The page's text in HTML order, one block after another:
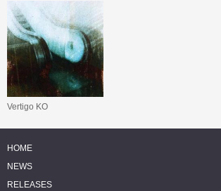
Vertigo KO
HOME
NEWS
RELEASES